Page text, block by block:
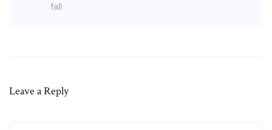
fall.
Leave a Reply